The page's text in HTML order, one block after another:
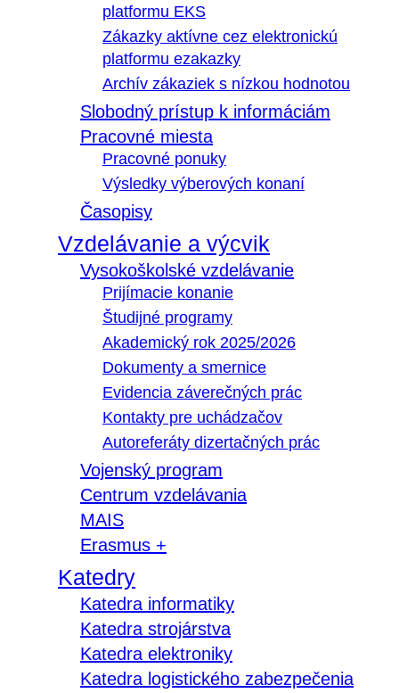
platformu EKS
Zákazky aktívne cez elektronickú
platformu ezakazky
Archív zákaziek s nízkou hodnotou
Slobodný prístup k informáciám
Pracovné miesta
Pracovné ponuky
Výsledky výberových konaní
Časopisy
Vzdelávanie a výcvik
Vysokoškolské vzdelávanie
Prijímacie konanie
Študijné programy
Akademický rok 2025/2026
Dokumenty a smernice
Evidencia záverečných prác
Kontakty pre uchádzačov
Autoreferáty dizertačných prác
Vojenský program
Centrum vzdelávania
MAIS
Erasmus +
Katedry
Katedra informatiky
Katedra strojárstva
Katedra elektroniky
Katedra logistického zabezpečenia